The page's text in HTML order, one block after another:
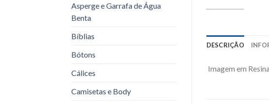
Asperge e Garrafa de Água
Benta
Bíblias
Bótons
Cálices
Camisetas e Body
DESCRIÇÃO
Imagem em